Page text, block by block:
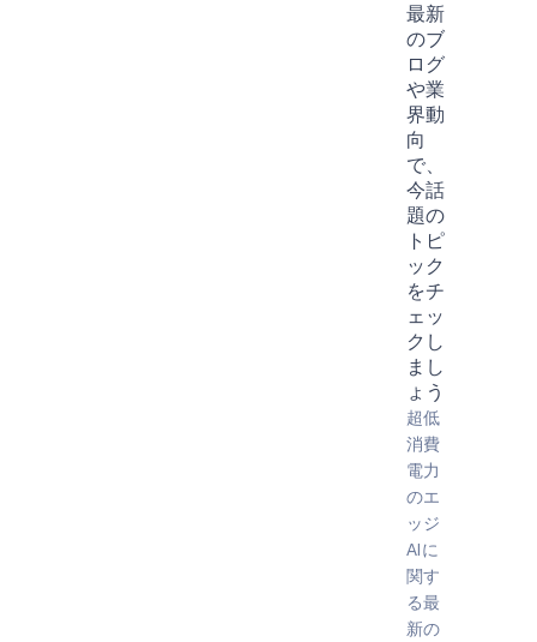
最新
のブ
ログ
や業
界動
向
で、
今話
題の
トピ
ック
をチ
ェッ
クし
まし
ょう
超低
消費
電力
のエ
ッジ
AIに
関す
る最
新の